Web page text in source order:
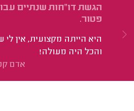
הגשת דו"חות שנתיים
פטור.
היא הייתה מקצועית, אין לי
והכל היה מעולה!
אדם